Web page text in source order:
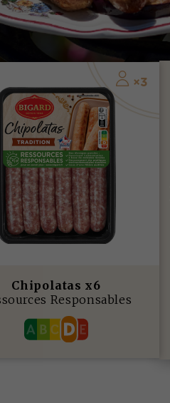
×3
Chipolatas x6
Responsables